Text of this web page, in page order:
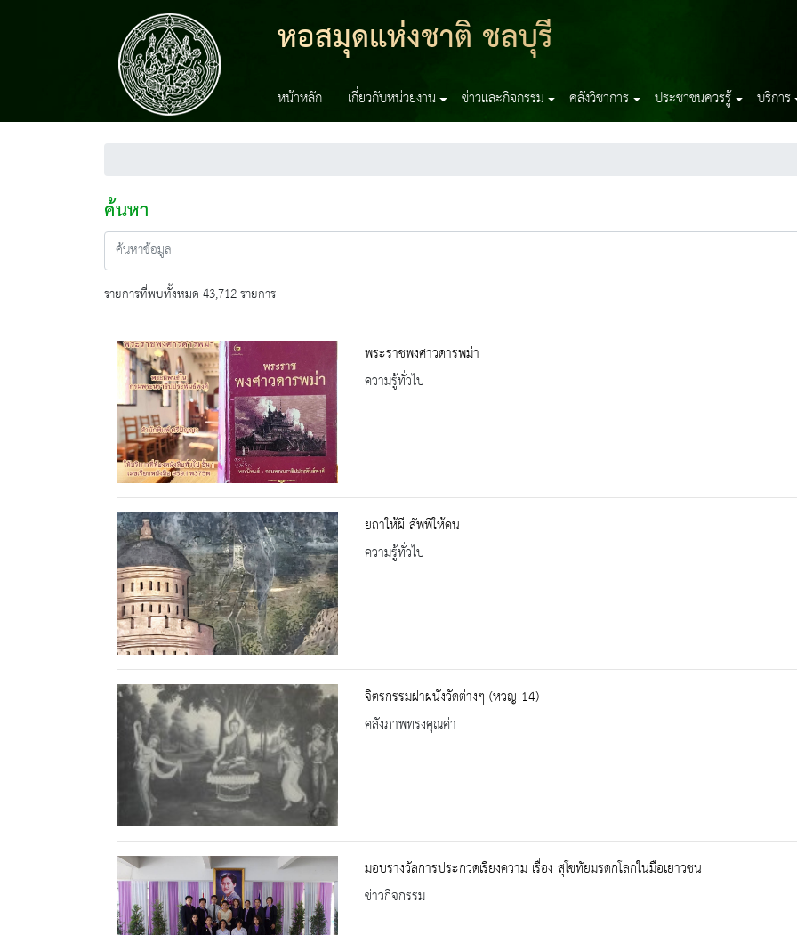
หอสมุดแห่งชาติ ชลบุรี
หน้าหลัก เกี่ยวกับหน่วยงาน ข่าวและกิจกรรม คลังวิชาการ ประชาชนควรรู้ บริการ
ค้นหา
รายการที่พบทั้งหมด 43,712 รายการ
พระราชพงศาวดารพม่า
ความรู้ทั่วไป
ยถาให้ผี สัพพีให้คน
ความรู้ทั่วไป
จิตรกรรมฝาผนังวัดต่างๆ (หวญ 14)
คลังภาพทรงคุณค่า
มอบรางวัลการประกวดเรียงความ เรื่อง สุโขทัยมรดกโลกในมือเยาวชน
ข่าวกิจกรรม